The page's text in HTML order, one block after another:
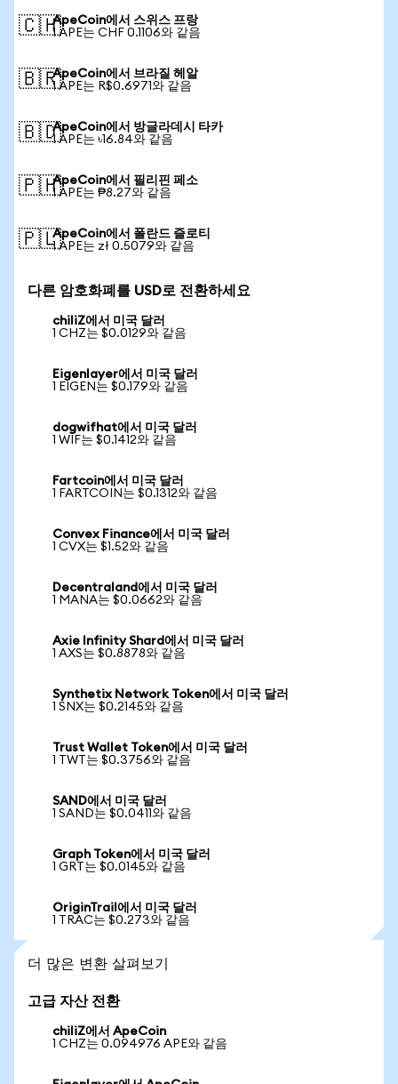
🇨🇭ApeCoin에서 스위스 프랑
1 APE는 CHF 0.1106와 같음
🇧🇷ApeCoin에서 브라질 헤알
1 APE는 R$0.6971와 같음
🇧🇩ApeCoin에서 방글라데시 타카
1 APE는 ৳16.84와 같음
🇵🇭ApeCoin에서 필리핀 페소
1 APE는 ₱8.27와 같음
🇵🇱ApeCoin에서 폴란드 즐로티
1 APE는 zł 0.5079와 같음
다른 암호화폐를 USD로 전환하세요
chiliZ에서 미국 달러
1 CHZ는 $0.0129와 같음
Eigenlayer에서 미국 달러
1 EIGEN는 $0.179와 같음
dogwifhat에서 미국 달러
1 WIF는 $0.1412와 같음
Fartcoin에서 미국 달러
1 FARTCOIN는 $0.1312와 같음
Convex Finance에서 미국 달러
1 CVX는 $1.52와 같음
Decentraland에서 미국 달러
1 MANA는 $0.0662와 같음
Axie Infinity Shard에서 미국 달러
1 AXS는 $0.8878와 같음
Synthetix Network Token에서 미국 달러
1 SNX는 $0.2145와 같음
Trust Wallet Token에서 미국 달러
1 TWT는 $0.3756와 같음
SAND에서 미국 달러
1 SAND는 $0.0411와 같음
Graph Token에서 미국 달러
1 GRT는 $0.0145와 같음
OriginTrail에서 미국 달러
1 TRAC는 $0.273와 같음
더 많은 변환 살펴보기
고급 자산 전환
chiliZ에서 ApeCoin
1 CHZ는 0.094976 APE와 같음